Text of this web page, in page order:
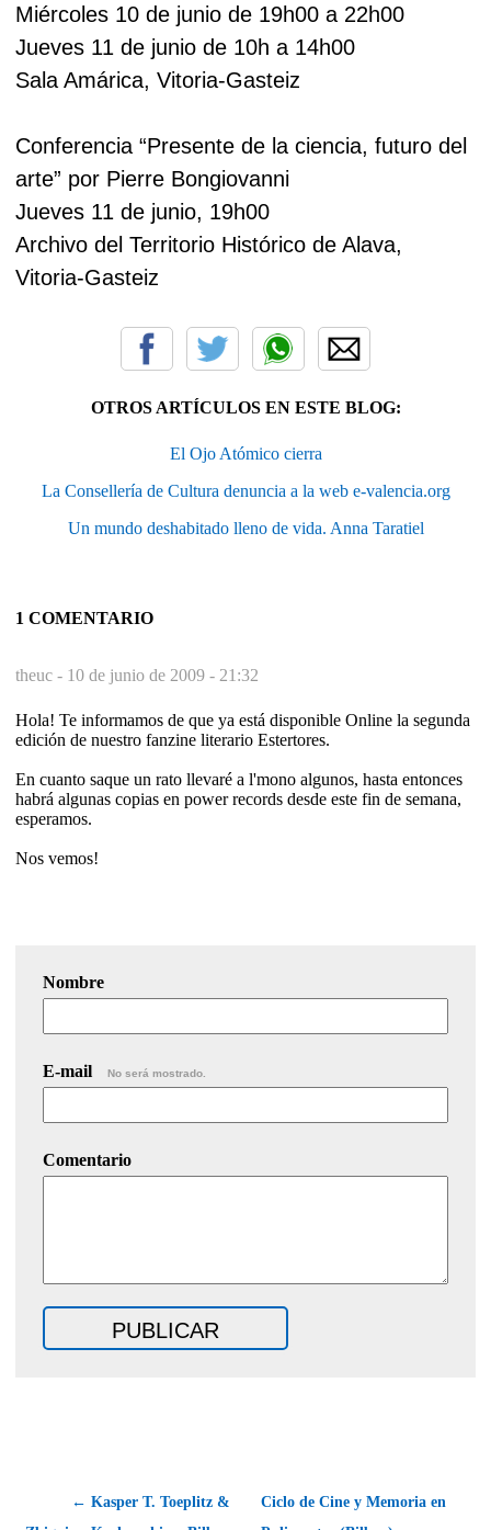
Miércoles 10 de junio de 19h00 a 22h00
Jueves 11 de junio de 10h a 14h00
Sala Amárica, Vitoria-Gasteiz
Conferencia “Presente de la ciencia, futuro del
arte” por Pierre Bongiovanni
Jueves 11 de junio, 19h00
Archivo del Territorio Histórico de Alava,
Vitoria-Gasteiz
OTROS ARTÍCULOS EN ESTE BLOG:
El Ojo Atómico cierra
La Consellería de Cultura denuncia a la web e-valencia.org
Un mundo deshabitado lleno de vida. Anna Taratiel
1 COMENTARIO
theuc - 10 de junio de 2009 - 21:32
Hola! Te informamos de que ya está disponible Online la segunda
edición de nuestro fanzine literario Estertores.
En cuanto saque un rato llevaré a l'mono algunos, hasta entonces
habrá algunas copias en power records desde este fin de semana,
esperamos.
Nos vemos!
Nombre
E-mail No será mostrado.
Comentario
← Kasper T. Toeplitz &
Ciclo de Cine y Memoria en